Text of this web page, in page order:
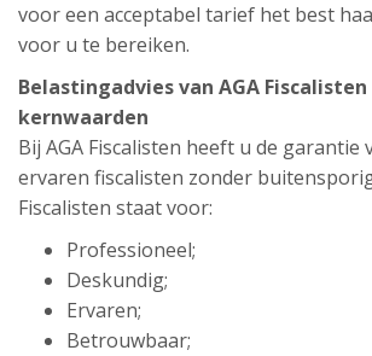
voor een acceptabel tarief het best
voor u te bereiken.
Belastingadvies van AGA Fiscalisten
kernwaarden
Bij AGA Fiscalisten heeft u de garantie
ervaren fiscalisten zonder
Fiscalisten staat voor:
Professioneel;
Deskundig;
Ervaren;
Betrouwbaar;